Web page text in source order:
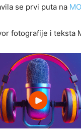
se prvi puta na
fotografije i teksta